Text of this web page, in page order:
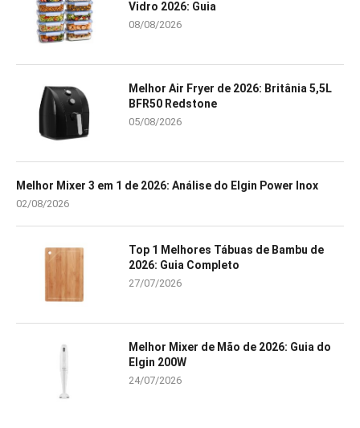
Vidro 2026: Guia
08/08/2026
Melhor Air Fryer de 2026: Britânia 5,5L
BFR50 Redstone
05/08/2026
Melhor Mixer 3 em 1 de 2026: Análise do Elgin Power Inox
02/08/2026
Top 1 Melhores Tábuas de Bambu de
2026: Guia Completo
27/07/2026
Melhor Mixer de Mão de 2026: Guia do
Elgin 200W
24/07/2026